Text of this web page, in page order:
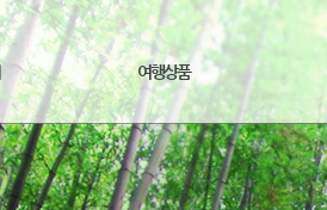
여행상품